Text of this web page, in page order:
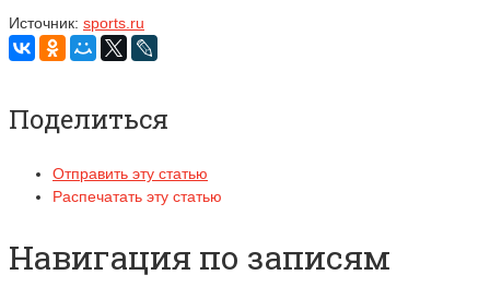
Источник: sports.ru
Поделиться
Отправить эту статью
Распечатать эту статью
Навигация по записям